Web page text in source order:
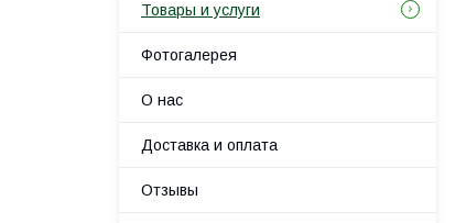
Товары и услуги
Фотогалерея
О нас
Доставка и оплата
Отзывы